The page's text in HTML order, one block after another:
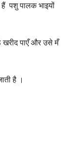
पशु पालक भाइयों
पाएँ और उसे मँ
है ।